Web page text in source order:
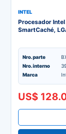
INTEL
Procesador
SmartCaché,
Nro. parte
Nro. interno
Marca
US$